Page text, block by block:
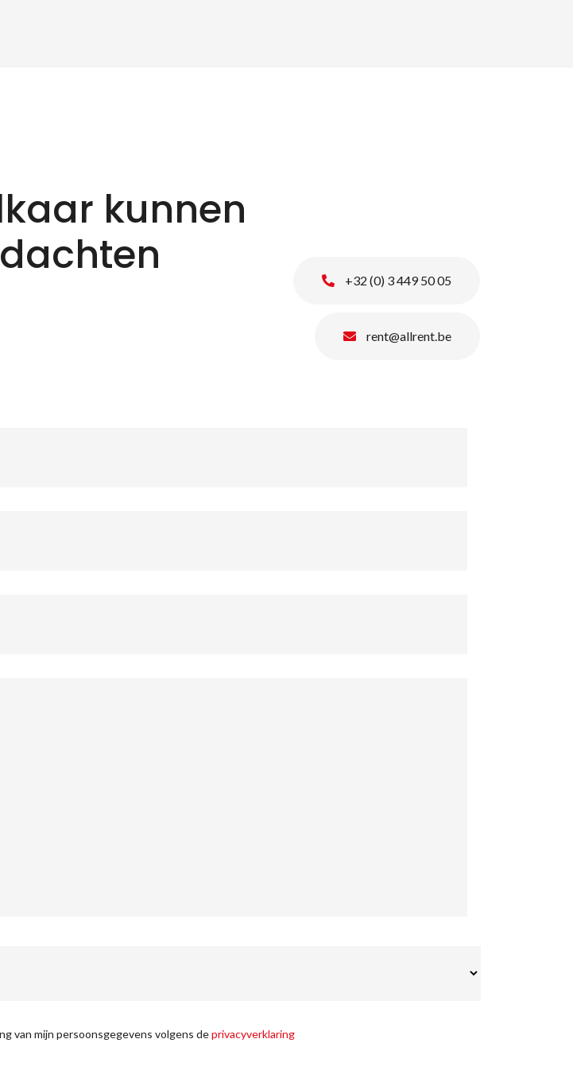
kunnen
+32 (0) 3 449 50 05
rent@allrent.be
van mijn persoonsgegevens volgens deprivacyverklaring